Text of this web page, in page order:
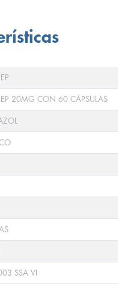
20MG CON 60 CÁPSULAS
SSA VI